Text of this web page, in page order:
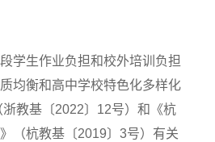
学生作业负担和校外培训负担
均衡和高中学校特色化多样化
教基〔2022〕12号）和《杭
（杭教基〔2019〕3号）有关